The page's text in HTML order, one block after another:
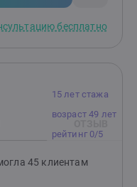
бесплатно
15 лет стажа
возраст 49 лет
рейтинг 0/5
45 клиентам